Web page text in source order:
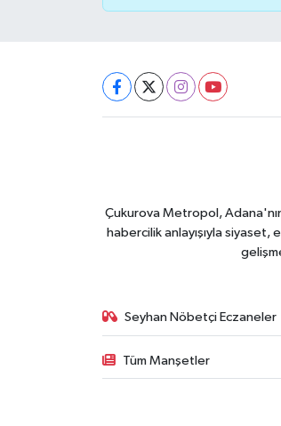
Çukurova Metropol,
habercilik anlayışıyla
Seyhan Nöbetçi Eczaneler
Tüm Manşetler